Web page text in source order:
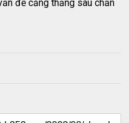
đề căng thẳng sau chấn